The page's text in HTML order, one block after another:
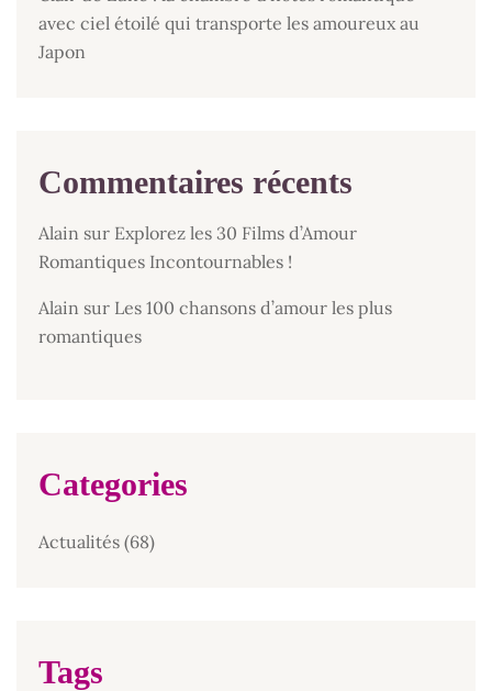
avec ciel étoilé qui transporte les amoureux au
Japon
Commentaires récents
Alain sur Explorez les 30 Films d’Amour
Romantiques Incontournables !
Alain sur Les 100 chansons d’amour les plus
romantiques
Categories
Actualités (68)
Tags